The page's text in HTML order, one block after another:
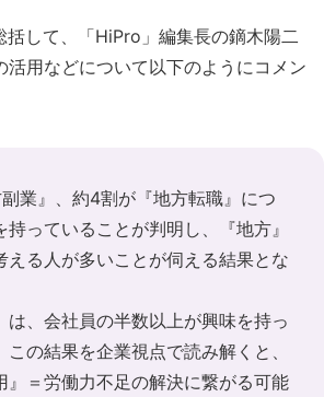
して、「HiPro」編集長の鏑木陽二
活用などについて以下のようにコメン
副業』、約4割が『地方転職』につ
っていることが判明し、『地方』
える人が多いことが伺える結果とな
は、会社員の半数以上が興味を持っ
の結果を企業視点で読み解くと、
』＝労働力不足の解決に繋がる可能